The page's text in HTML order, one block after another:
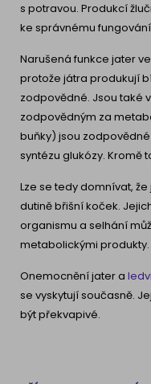
s potravou. Produkcí
ke správnému
Narušená funkce jater
protože játra produkují
zodpovědné. Jsou také
zodpovědným za
buňky) jsou
syntézu glukózy. Kromě
Lze se tedy domnívat,
dutině břišní koček.
organismu a selhání
metabolickými produkty.
Onemocnění jater a
se vyskytují současně.
být překvapivé.